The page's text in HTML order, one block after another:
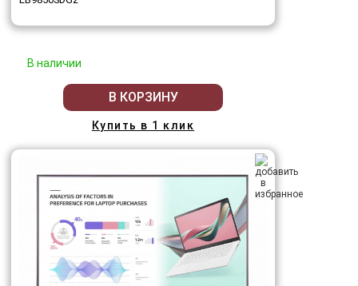
В наличии
В КОРЗИНУ
Купить в 1 клик